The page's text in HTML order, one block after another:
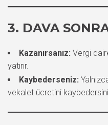
3. DAVA
Kazanırsanız: Vergi
yatırır.
Kaybederseniz:
vekalet ücretini